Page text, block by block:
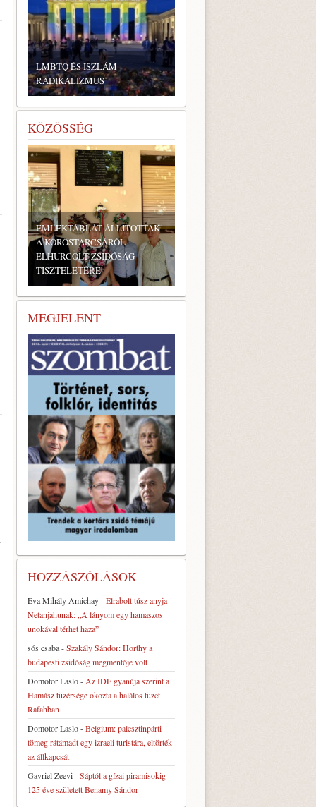
LMBTQ ÉS ISZLÁM
RADIKALIZMUS
KÖZÖSSÉG
ÁLLÍTOTTAK
ZSIDÓSÁG
BONYHÁDI ZSIDÓ NAPOK
MEGJELENT
HOZZÁSZÓLÁSOK
Eva Mihály Amichay-Elrabolt túsz anyja
Netanjahunak: „A lányom egy hamaszos
unokával térhet haza”
sós csaba-Szakály Sándor: Horthy a
budapesti zsidóság megmentője volt
Domotor Laslo- Az IDF gyanúja szerint a
Hamász tüzérsége okozta a halálos tüzet
Rafahban
Domotor Laslo-Belgium: palesztinpárti
tömeg rátámadt egy izraeli turistára, eltörték
az állkapcsát
Gavriel Zeevi-Sáptól a gízai piramisokig –
125 éve született Benamy Sándor